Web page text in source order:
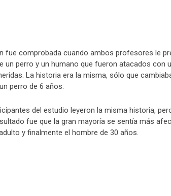
fue comprobada cuando ambos profesores le
un perro y un humano que fueron atacados
La historia era la misma, sólo que
perro de 6 años.
del estudio leyeron la misma historia,
fue que la gran mayoría se sentía más
y finalmente el hombre de 30 años.